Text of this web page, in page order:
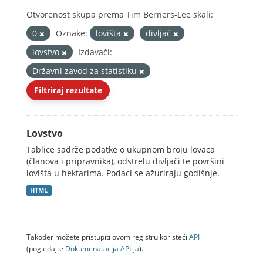
Otvorenost skupa prema Tim Berners-Lee skali:
0
Oznake: lovišta
divljač
lovstvo
Izdavači:
Državni zavod za statistiku
Filtriraj rezultate
Lovstvo
Tablice sadrže podatke o ukupnom broju lovaca
(članova i pripravnika), odstrelu divljači te površini
lovišta u hektarima. Podaci se ažuriraju godišnje.
HTML
Također možete pristupiti ovom registru koristeći API
(pogledajte Dokumenаtаcijа API-jа).